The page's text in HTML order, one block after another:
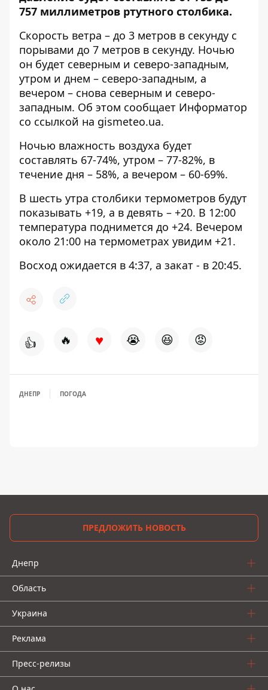
757 миллиметров ртутного столбика.
Скорость ветра – до 3 метров в секунду с
порывами до 7 метров в секунду. Ночью
он будет северным и северо-западным,
утром и днем – северо-западным, а
вечером – снова северным и северо-
западным. Об этом сообщает Информатор
со ссылкой на gismeteo.ua.
Ночью влажность воздуха будет
составлять 67-74%, утром – 77-82%, в
течение дня – 58%, а вечером – 60-69%.
В шесть утра столбики термометров будут
показывать +19, а в девять – +20. В 12:00
температура поднимется до +24. Вечером
около 21:00 на термометрах увидим +21.
Восход ожидается в 4:37, а закат - в 20:45.
👍 🔥 ♥ 😭 😆 😡
ДНЕПР ПОГОДА
ПРЕДЛОЖИТЬ НОВОСТЬ
Днепр
Область
Украина
Реклама
Пресс-релизы